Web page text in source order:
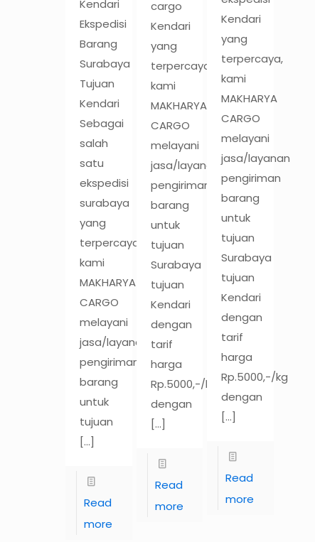
Kendari
Ekspedisi
Barang
Surabaya
Tujuan
Kendari
Sebagai
salah
satu
ekspedisi
surabaya
yang
terpercaya,
kami
MAKHARYA
CARGO
melayani
jasa/layanan
pengiriman
barang
untuk
tujuan
[…]
Read
more
cargo
Kendari
yang
terpercaya,
kami
MAKHARYA
CARGO
melayani
jasa/layanan
pengiriman
barang
untuk
tujuan
Surabaya
tujuan
Kendari
dengan
tarif
harga
Rp.5000,-/kg
dengan
[…]
Read
more
Kendari
yang
terpercaya,
kami
MAKHARYA
CARGO
melayani
jasa/layanan
pengiriman
barang
untuk
tujuan
Surabaya
tujuan
Kendari
dengan
tarif
harga
Rp.5000,-/kg
dengan
[…]
Read
more